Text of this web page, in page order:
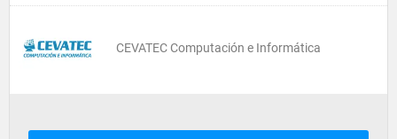
CEVATEC Computación e Informática